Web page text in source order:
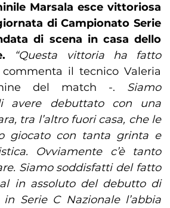
Marsala esce vittoriosa
di Campionato Serie
di scena in casa dello
“Questa vittoria ha fatto
il tecnico Valeria
del match -. Siamo
avere debuttato con una
tra l’altro fuori casa, che le
giocato con tanta grinta e
Ovviamente c’è tanto
Siamo soddisfatti del fatto
in assoluto del debutto di
Serie C Nazionale l’abbia